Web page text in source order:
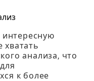
интересную
анализа, что
к более